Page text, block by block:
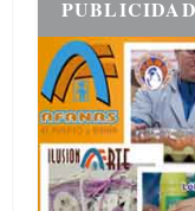
PUBLICIDAD